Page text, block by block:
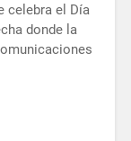
celebra el Día
donde la